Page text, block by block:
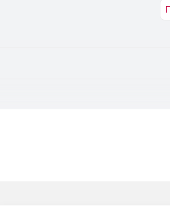
резервных копий и хранилищ.
стоимости владения.
на наиболее производительные